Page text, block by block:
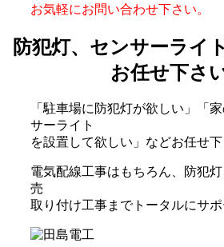
お気軽にお問い合わせ下さい。
防犯灯、センサーライ
お任せ下さい
「駐車場に防犯灯が欲しい」「
サーライト
を設置して欲しい」などお任せ下
電気配線工事はもちろん、防犯
売
取り付け工事までトータルにサポ